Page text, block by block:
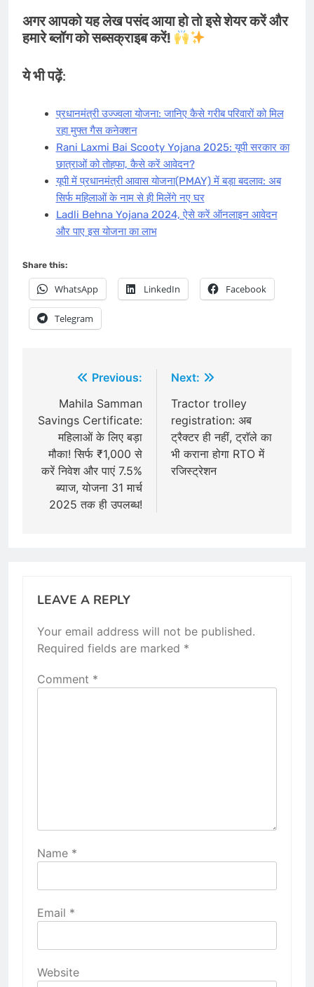
अगर आपको यह लेख पसंद आया हो तो इसे शेयर करें और
हमारे ब्लॉग को सब्सक्राइब करें!
ये भी पढ़ें:
प्रधानमंत्री उज्ज्वला योजना: जानिए कैसे गरीब परिवारों को मिल
रहा मुफ्त गैस कनेक्शन
Rani Laxmi Bai Scooty Yojana 2025: यूपी सरकार का
छात्राओं को तोहफा, कैसे करें आवेदन?
यूपी में प्रधानमंत्री आवास योजना(PMAY) में बड़ा बदलाव: अब
सिर्फ महिलाओं के नाम से ही मिलेंगे नए घर
Ladli Behna Yojana 2024, ऐसे करें ऑनलाइन आवेदन
और पाए इस योजना का लाभ
Share this:
WhatsApp LinkedIn Facebook
Telegram
navigation
Previous:
Mahila Samman
Savings Certificate:
महिलाओं के लिए बड़ा
मौका! सिर्फ ₹1,000 से
करें निवेश और पाएं 7.5%
ब्याज, योजना 31 मार्च
2025 तक ही उपलब्ध!
Next:
Tractor trolley
registration: अब
ट्रैक्टर ही नहीं, ट्राॅले का
भी कराना होगा RTO में
रजिस्ट्रेशन
LEAVE A REPLY
Your email address will not be published.
Required fields are marked *
Comment *
Name *
Email *
Website